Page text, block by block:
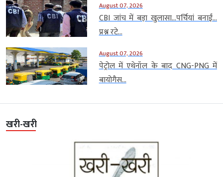
August 07, 2026
CBI जांच में बड़ा खुलासा…पर्चियां बनाईं…
प्रश्न रटे...
August 07, 2026
पेट्रोल में एथेनॉल के बाद CNG-PNG में
बायोगैस...
खरी-खरी